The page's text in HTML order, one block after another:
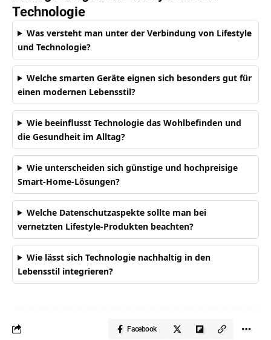
Technologie
Was versteht man unter der Verbindung von Lifestyle
und Technologie?
Welche smarten Geräte eignen sich besonders gut für
einen modernen Lebensstil?
Wie beeinflusst Technologie das Wohlbefinden und
die Gesundheit im Alltag?
Wie unterscheiden sich günstige und hochpreisige
Smart-Home-Lösungen?
Welche Datenschutzaspekte sollte man bei
vernetzten Lifestyle-Produkten beachten?
Wie lässt sich Technologie nachhaltig in den
Lebensstil integrieren?
Facebook